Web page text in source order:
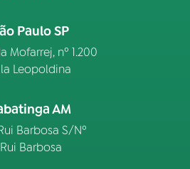
Paulo SP
Mofarrej, nº 1.200
Leopoldina
AM
Barbosa S/Nº
Rui Barbosa